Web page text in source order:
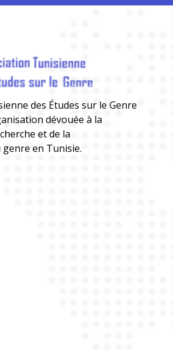
des Études sur le Genre
dévouée à la
et de la
en Tunisie.